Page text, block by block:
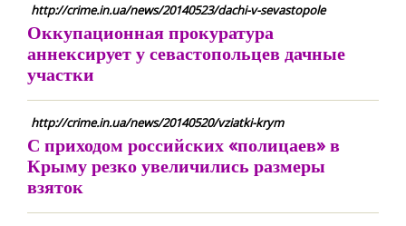
http://crime.in.ua/news/20140523/dachi-v-sevastopole
Оккупационная прокуратура
аннексирует у севастопольцев дачные
участки
http://crime.in.ua/news/20140520/vziatki-krym
С приходом российских «полицаев» в
Крыму резко увеличились размеры
взяток